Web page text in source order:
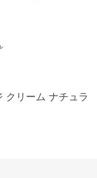
クリーム ナチュラ